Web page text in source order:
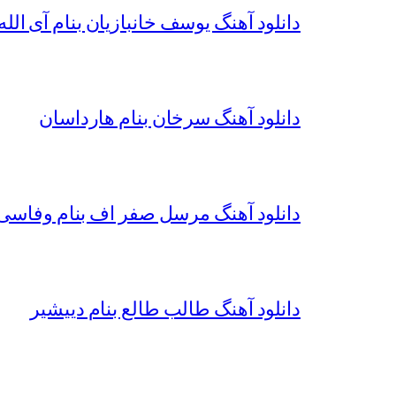
دانلود آهنگ یوسف خانبازیان بنام آی
دانلود آهنگ سرخان بنام هارداسان
دانلود آهنگ مرسل صفر اف بنام
دانلود آهنگ طالب طالع بنام دییشیر